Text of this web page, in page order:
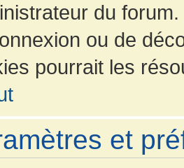
du
ou de
pourrait les
et